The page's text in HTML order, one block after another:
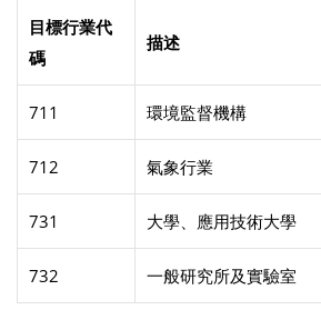
目標行業代
碼
描述
711 環境監督機構
712 氣象行業
731 大學、應用技術大學
732 一般研究所及實驗室